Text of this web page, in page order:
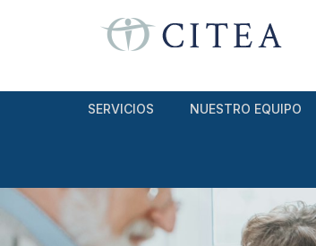
SERVICIOS NUESTRO EQUIPO